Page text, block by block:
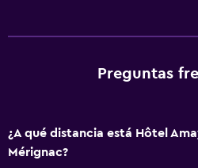
Preguntas
¿A qué distancia está Hôtel
Mérignac?